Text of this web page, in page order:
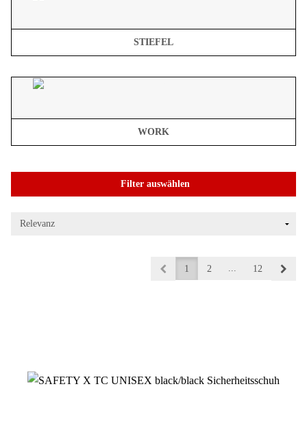
STIEFEL
WORK
Filter auswählen
1 2 ... 12